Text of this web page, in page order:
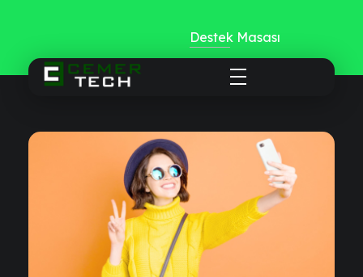
Destek Masası